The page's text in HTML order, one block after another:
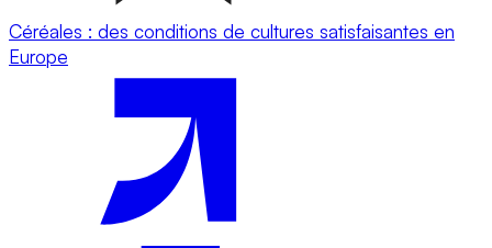
Céréales : des conditions de cultures satisfaisantes en
Europe